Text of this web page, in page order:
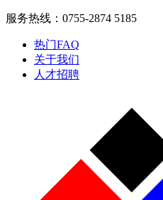
服务热线：0755-2874 5185
热门FAQ
关于我们
人才招聘